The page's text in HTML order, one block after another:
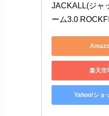
JACKALL(ジャ
ーム3.0
楽天市
Yahoo!ショ